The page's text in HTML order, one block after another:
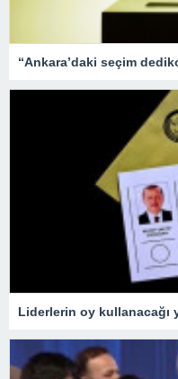
“Ankara’daki seçim
Liderlerin oy kullanacağı